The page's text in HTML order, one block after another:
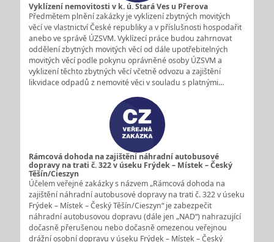
Vyklízení nemovitosti v k. ú. Stará Ves u Přerova
Předmětem plnění zakázky je vyklizení zbytných movitých
věcí ve vlastnictví České republiky a v příslušnosti hospodařit
anebo ve správě ÚZSVM. Vyklízecí práce budou zahrnovat
oddělení zbytných movitých věcí od dále upotřebitelných
movitých věcí podle pokynu oprávněné osoby ÚZSVM a
vyklizení těchto zbytných věcí včetně odvozu a zajištění
likvidace odpadů z nemovité věci v souladu s platnými…
Rámcová dohoda na zajištění náhradní autobusové
dopravy na trati č. 322 v úseku Frýdek – Místek – Český
Těšín/Cieszyn
Účelem veřejné zakázky s názvem „Rámcová dohoda na
zajištění náhradní autobusové dopravy na trati č. 322 v úseku
Frýdek – Místek – Český Těšín/Cieszyn“ je zabezpečit
náhradní autobusovou dopravu (dále jen „NAD“) nahrazující
dočasně přerušenou nebo dočasně omezenou veřejnou
drážní osobní dopravu v úseku Frýdek – Místek – Český